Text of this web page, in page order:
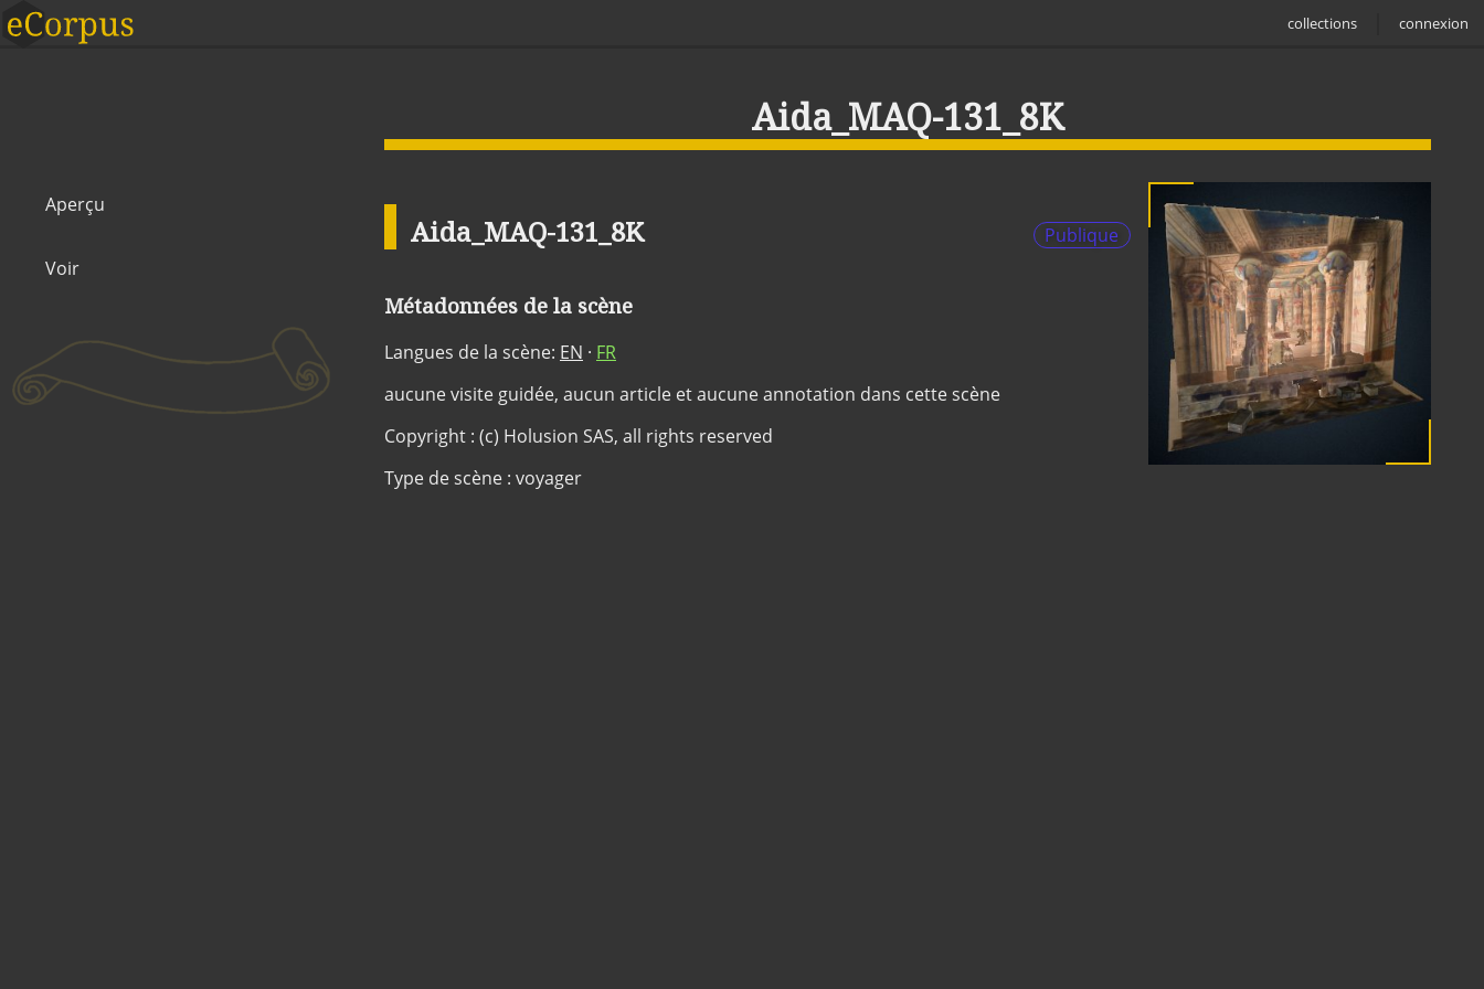
collections connexion
Aida_MAQ-131_8K
Aperçu
Voir
Aida_MAQ-131_8K Publique
Métadonnées de la scène
Langues de la scène: EN · FR
aucune visite guidée, aucun article et aucune annotation dans cette scène
Copyright : (c) Holusion SAS, all rights reserved
Type de scène : voyager